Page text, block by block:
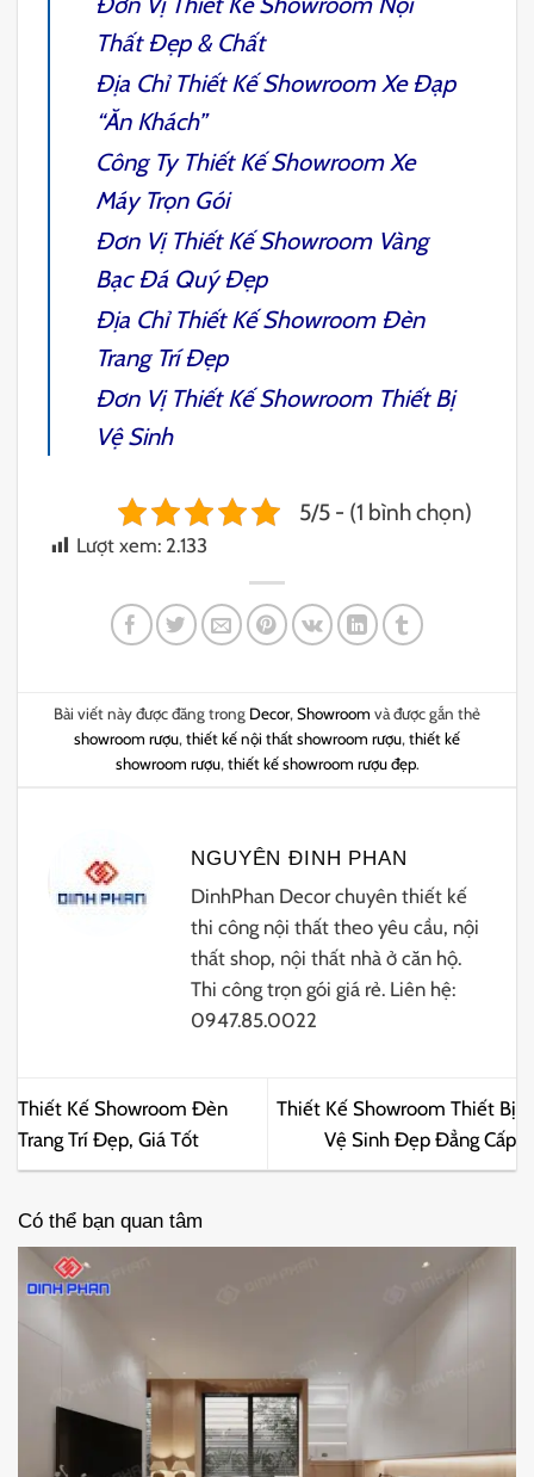
ThấtĐẹp & Chất
Địa Chỉ Thiết Kế Showroom Xe Đạp
“Ăn Khách”
Công Ty Thiết Kế Showroom Xe
MáyTrọn Gói
Đơn Vị Thiết Kế Showroom Vàng
Bạc Đá QuýĐẹp
Địa Chỉ Thiết Kế Showroom Đèn
Trang TríĐẹp
Đơn Vị Thiết Kế Showroom Thiết Bị
Vệ Sinh
5/5 - (1 bình chọn)
Lượt xem: 2.133
Bài viết này được đăng trong Decor, Showroom và được gắn thẻ
showroom rượu, thiết kế nội thất showroom rượu, thiết kế
showroom rượu, thiết kế showroom rượu đẹp.
NGUYÊN ĐINH PHAN
DinhPhan Decor chuyên thiết kế
thi công nội thất theo yêu cầu, nội
thất shop, nội thất nhà ở căn hộ.
Thi công trọn gói giá rẻ. Liên hệ:
0947.85.0022
Thiết Kế Showroom Đèn
Trang Trí Đẹp, Giá Tốt
Thiết Kế Showroom Thiết Bị
Vệ Sinh Đẹp Đẳng Cấp
Có thể bạn quan tâm